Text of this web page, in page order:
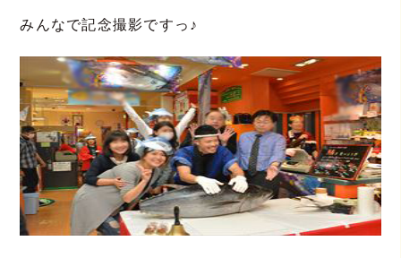
みんなで記念撮影ですっ♪